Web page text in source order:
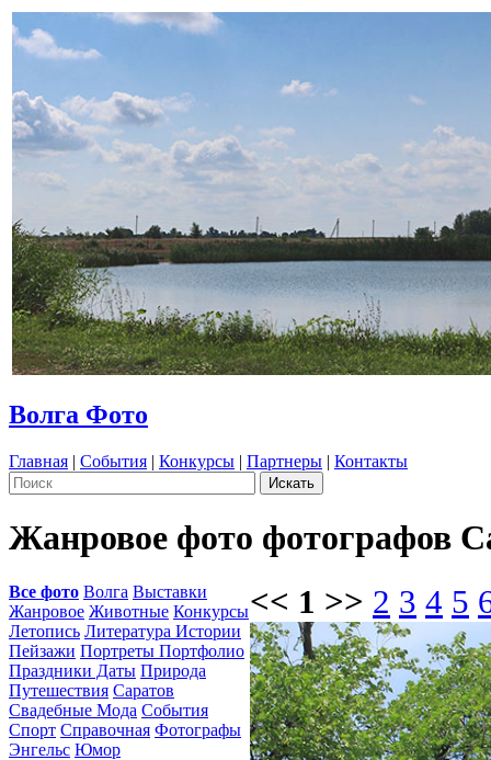
Волга Фото
Главная | События | Конкурсы | Партнеры | Контакты
Жанровое фото фотографов
Все фото Волга Выставки
Жанровое Животные Конкурсы
Летопись Литература Истории
Пейзажи Портреты Портфолио
Праздники Даты Природа
Путешествия Саратов
Свадебные Мода События
Спорт Справочная Фотографы
Энгельс Юмор
<< 1 >> 2 3 4 5